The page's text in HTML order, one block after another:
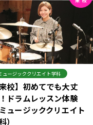
ュージッククリエイト学科
来校】初めてでも大丈
ドラムレッスン体験
ミュージッククリエイト
）